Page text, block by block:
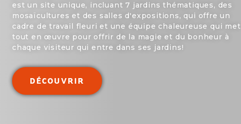
est un site unique, incluant 7 jardins thématiques, des
mosaïcultures et des salles d'expositions, qui offre un
cadre de travail fleuri et une équipe chaleureuse qui met
tout en œuvre pour offrir de la magie et du bonheur à
chaque visiteur qui entre dans ses jardins!
DÉCOUVRIR